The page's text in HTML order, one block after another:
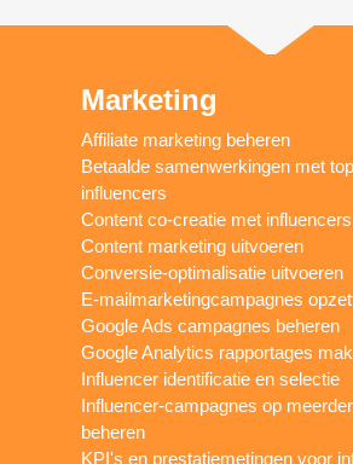
Marketing
Affiliate marketing beheren
Betaalde samenwerkingen met
influencers
Content co-creatie met influencers
Content marketing uitvoeren
Conversie-optimalisatie uitvoeren
E-mailmarketingcampagnes
Google Ads campagnes beheren
Google Analytics rapportages
Influencer identificatie en selectie
Influencer-campagnes op
beheren
KPI's en prestatiemetingen voor